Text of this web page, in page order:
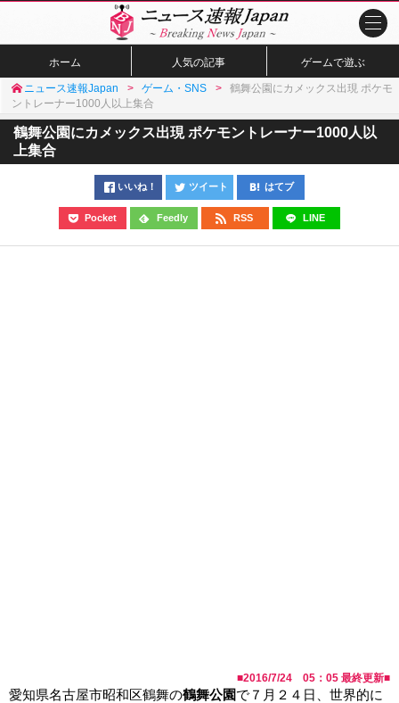
ホーム 人気の記事 ゲームで遊ぶ
ニュース速報Japan ゲーム・SNS
鶴舞公園にカメックス出現 ポケモ
ントレーナー1000人以上集合
鶴舞公園にカメックス出現 ポケモントレーナー1000人以
上集合
いいね！ ツイート はてブ
Pocket Feedly RSS LINE
■2016/7/24 05：05 最終更新■
愛知県名古屋市昭和区鶴舞の鶴舞公園で７月２４日、世界的に